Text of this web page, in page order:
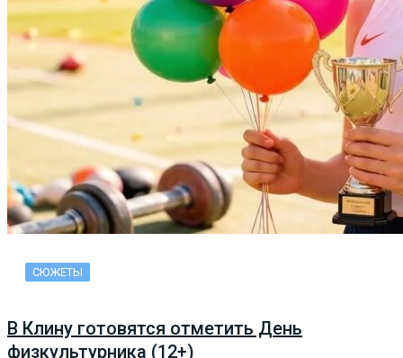
СЮЖЕТЫ
В Клину готовятся отметить День
физкультурника (12+)